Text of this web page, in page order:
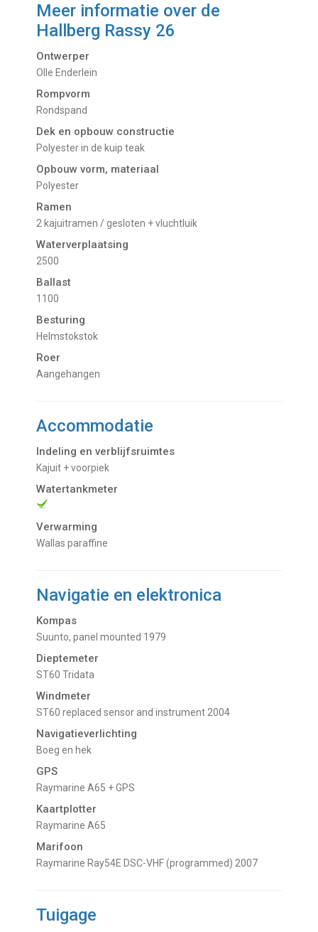
Meer informatie over de
Hallberg Rassy 26
Ontwerper
Olle Enderlein
Rompvorm
Rondspand
Dek en opbouw constructie
Polyester in de kuip teak
Opbouw vorm, materiaal
Polyester
Ramen
2 kajuitramen / gesloten + vluchtluik
Waterverplaatsing
2500
Ballast
1100
Besturing
Helmstokstok
Roer
Aangehangen
Accommodatie
Indeling en verblijfsruimtes
Kajuit + voorpiek
Watertankmeter
Verwarming
Wallas paraffine
Navigatie en elektronica
Kompas
Suunto, panel mounted 1979
Dieptemeter
ST60 Tridata
Windmeter
ST60 replaced sensor and instrument 2004
Navigatieverlichting
Boeg en hek
GPS
Raymarine A65 + GPS
Kaartplotter
Raymarine A65
Marifoon
Raymarine Ray54E DSC-VHF (programmed) 2007
Tuigage